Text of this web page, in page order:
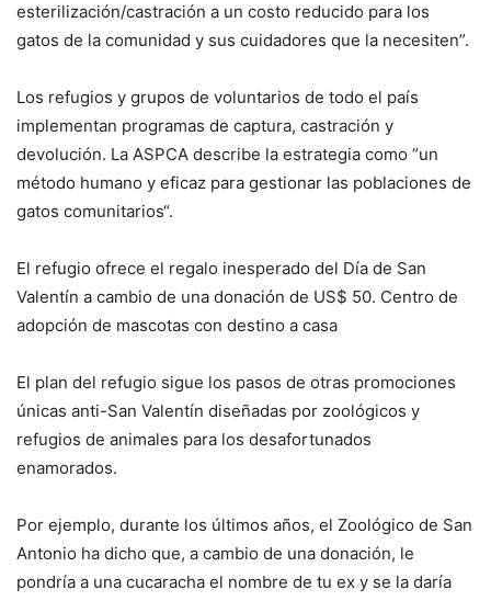
esterilización/castración a un costo reducido para los
gatos de la comunidad y sus cuidadores que la necesiten”.
Los refugios y grupos de voluntarios de todo el país
implementan programas de captura, castración y
devolución. La ASPCA describe la estrategia como “un
método humano y eficaz para gestionar las poblaciones de
gatos comunitarios“.
El refugio ofrece el regalo inesperado del Día de San
Valentín a cambio de una donación de US$ 50. Centro de
adopción de mascotas con destino a casa
El plan del refugio sigue los pasos de otras promociones
únicas anti-San Valentín diseñadas por zoológicos y
refugios de animales para los desafortunados
enamorados.
Por ejemplo, durante los últimos años, el Zoológico de San
Antonio ha dicho que, a cambio de una donación, le
pondría a una cucaracha el nombre de tu ex y se la daría